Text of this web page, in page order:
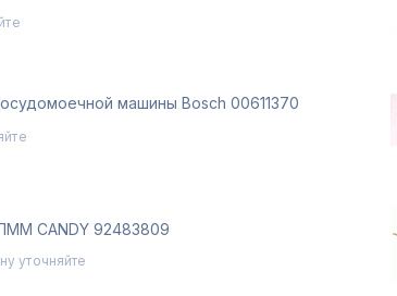
машины Bosch 00611370
CANDY 92483809
уточняйте